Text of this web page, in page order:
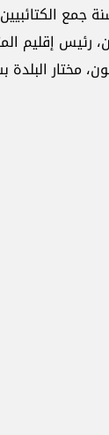
جمع
رئيس إقليم
مختار البلدة